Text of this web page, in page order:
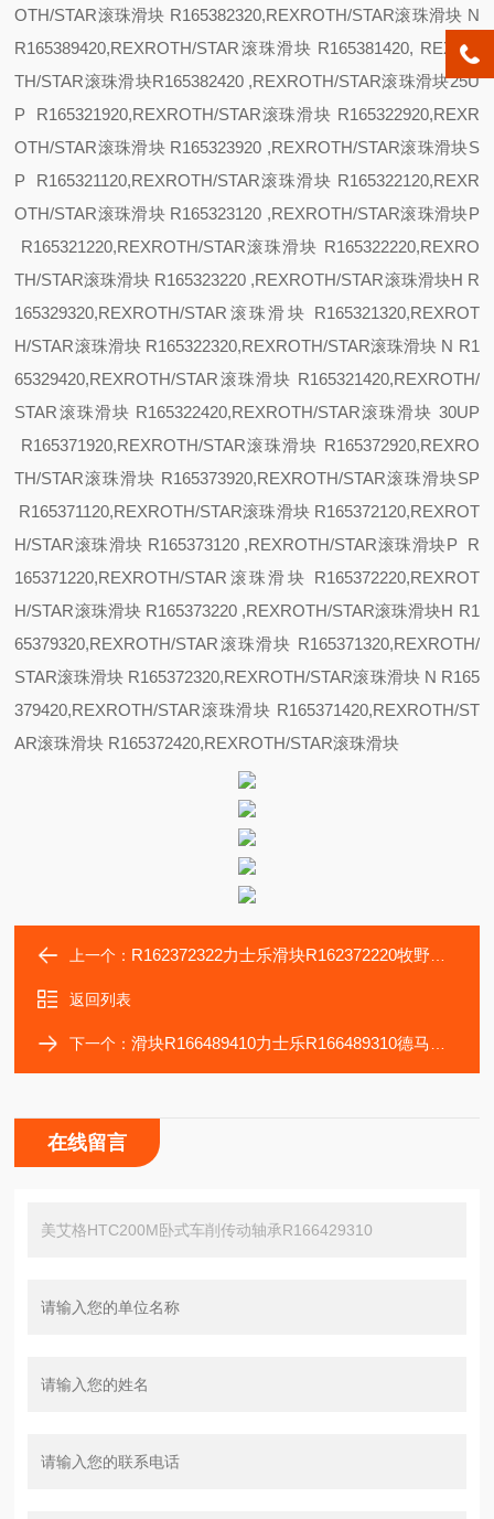
OTH/STAR滚珠滑块 R165382320,REXROTH/STAR滚珠滑块 N
R165389420,REXROTH/STAR滚珠滑块 R165381420, REXRO
TH/STAR滚珠滑块R165382420 ,REXROTH/STAR滚珠滑块25U
P R165321920,REXROTH/STAR滚珠滑块 R165322920,REXR
OTH/STAR滚珠滑块 R165323920 ,REXROTH/STAR滚珠滑块S
P R165321120,REXROTH/STAR滚珠滑块 R165322120,REXR
OTH/STAR滚珠滑块 R165323120 ,REXROTH/STAR滚珠滑块P
R165321220,REXROTH/STAR滚珠滑块 R165322220,REXRO
TH/STAR滚珠滑块 R165323220 ,REXROTH/STAR滚珠滑块H R
165329320,REXROTH/STAR滚珠滑块 R165321320,REXROT
H/STAR滚珠滑块 R165322320,REXROTH/STAR滚珠滑块 N R1
65329420,REXROTH/STAR滚珠滑块 R165321420,REXROTH/
STAR滚珠滑块 R165322420,REXROTH/STAR滚珠滑块 30UP
R165371920,REXROTH/STAR滚珠滑块 R165372920,REXRO
TH/STAR滚珠滑块 R165373920,REXROTH/STAR滚珠滑块SP
R165371120,REXROTH/STAR滚珠滑块 R165372120,REXROT
H/STAR滚珠滑块 R165373120 ,REXROTH/STAR滚珠滑块P R
165371220,REXROTH/STAR滚珠滑块 R165372220,REXROT
H/STAR滚珠滑块 R165373220 ,REXROTH/STAR滚珠滑块H R1
65379320,REXROTH/STAR滚珠滑块 R165371320,REXROTH/
STAR滚珠滑块 R165372320,REXROTH/STAR滚珠滑块 N R165
379420,REXROTH/STAR滚珠滑块 R165371420,REXROTH/ST
AR滚珠滑块 R165372420,REXROTH/STAR滚珠滑块
上一个： R162372322力士乐滑块R162372220牧野卧加-a61nx轴承
返回列表
下一个：滑块R166489410力士乐R166489310德马吉SPRINT42车床轴承
在线留言